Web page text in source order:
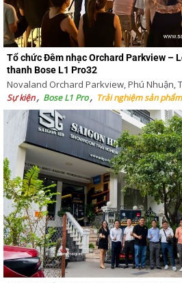
Tổ chức Đêm nhạc Orchard Parkview –
thanh Bose L1 Pro32
Novaland Orchard Parkview, Phú Nhuận,
Sự kiện Bose L1 Pro Trải nghiệm sản phẩm